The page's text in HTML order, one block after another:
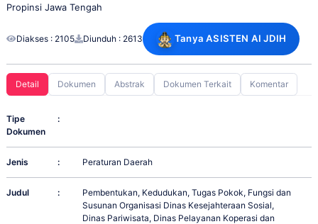
Propinsi Jawa Tengah
Diakses : 2105 Diunduh : 2613 Tanya ASISTEN AI JDIH
Detail Dokumen Abstrak Dokumen Terkait Komentar
Tipe
Dokumen
:
Jenis : Peraturan Daerah
Judul :
Pembentukan, Kedudukan, Tugas Pokok, Fungsi dan
Susunan Organisasi Dinas Kesejahteraan Sosial,
Dinas Pariwisata, Dinas Pelayanan Koperasi dan